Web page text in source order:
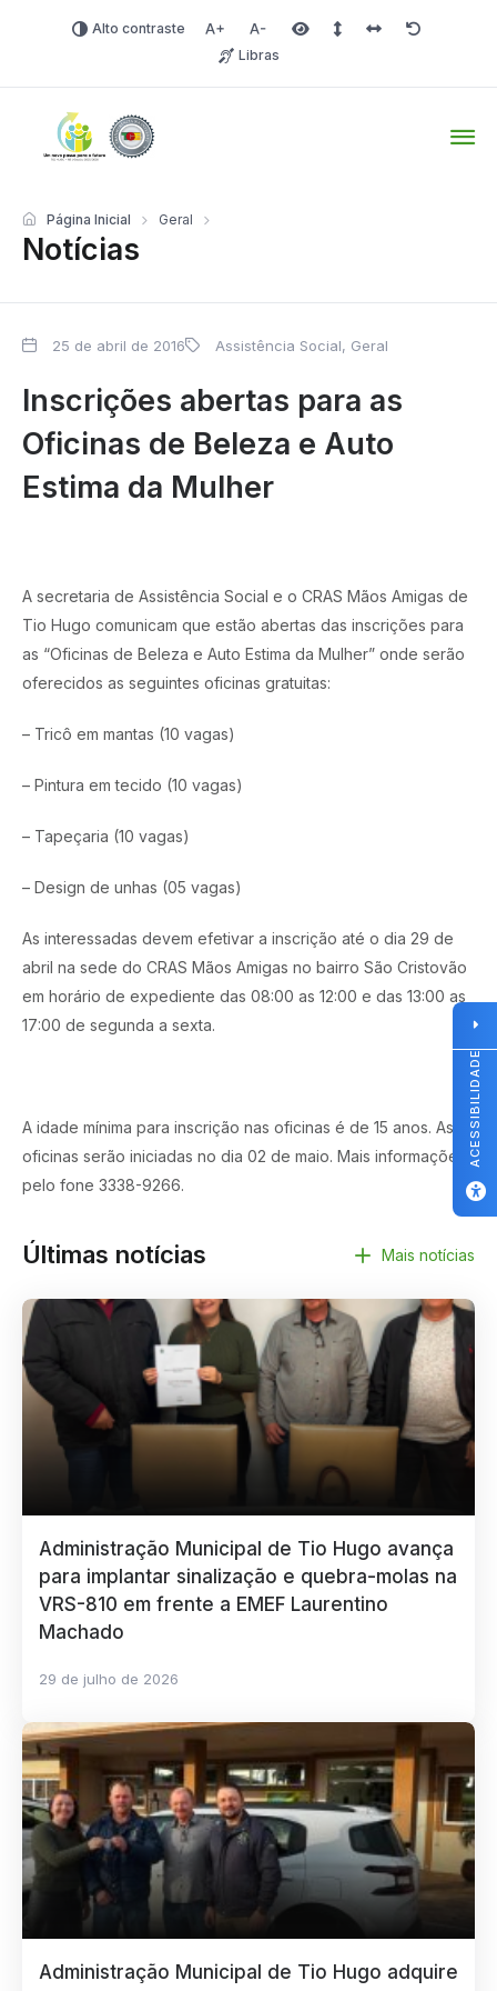
Alto contraste Aumentar fonte
Diminuir fonteÁrea selecionada
Espaçamento de linha
Espaço dos
Redefinir
Libras
Notícias
Página Inicial Geral
25 de abril de 2016 Assistência Social, Geral
Inscrições abertas para as
Oficinas de Beleza e Auto
Estima da Mulher
A secretaria de Assistência Social e o CRAS Mãos Amigas de
Tio Hugo comunicam que estão abertas das inscrições para
as “Oficinas de Beleza e Auto Estima da Mulher” onde serão
oferecidos as seguintes oficinas gratuitas:
– Tricô em mantas (10 vagas)
– Pintura em tecido (10 vagas)
– Tapeçaria (10 vagas)
– Design de unhas (05 vagas)
As interessadas devem efetivar a inscrição até o dia 29 de
abril na sede do CRAS Mãos Amigas no bairro São Cristovão
em horário de expediente das 08:00 as 12:00 e das 13:00 as
17:00 de segunda a sexta.
A idade mínima para inscrição nas oficinas é de 15 anos. As
oficinas serão iniciadas no dia 02 de maio. Mais informações
pelo fone 3338-9266.
Últimas notícias Mais notícias
Administração Municipal de Tio Hugo avança
para implantar sinalização e quebra-molas na
VRS-810 em frente a EMEF Laurentino
Machado
29 de julho de 2026
Administração Municipal de Tio Hugo adquire
ACESSIBILIDADE